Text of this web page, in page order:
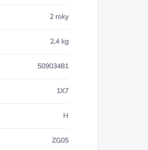
2 roky
2.4 kg
50903481
1X7
H
ZG05